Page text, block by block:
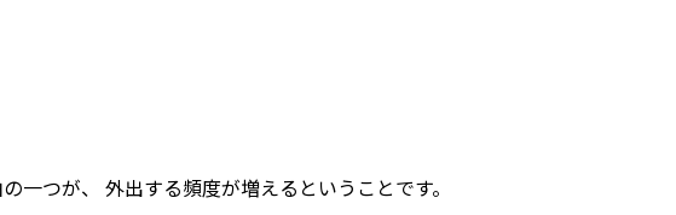
一つが、 外出する頻度が増えるということです。